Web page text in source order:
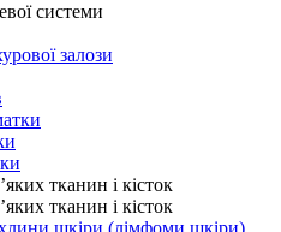
системи
залози
тканин і кісток
тканин і кісток
шкіри (лімфоми шкіри)